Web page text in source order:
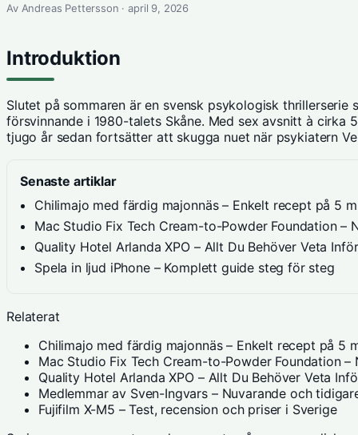
Av Andreas Pettersson · april 9, 2026
Introduktion
Slutet på sommaren är en svensk psykologisk
försvinnande i 1980-talets Skåne. Med sex avsnitt à
tjugo år sedan fortsätter att skugga nuet när psykiatern
Senaste artiklar
Chilimajo med färdig majonnäs – Enkelt recept på 5
Mac Studio Fix Tech Cream-to-Powder Foundation –
Quality Hotel Arlanda XPO – Allt Du Behöver Veta
Spela in ljud iPhone – Komplett guide steg för steg
Relaterat
Chilimajo med färdig majonnäs – Enkelt recept på 5
Mac Studio Fix Tech Cream-to-Powder Foundation
Quality Hotel Arlanda XPO – Allt Du Behöver Veta
Medlemmar av Sven-Ingvars – Nuvarande och
Fujifilm X-M5 – Test, recension och priser i Sverige